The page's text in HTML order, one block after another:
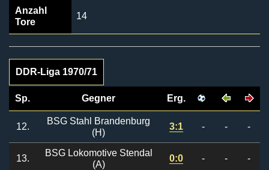
Anzahl
Tore
14
DDR-Liga 1970/71
Sp. Gegner Erg.
12.
BSG Stahl Brandenburg
(H)
3:1 - - -
13.
BSG Lokomotive Stendal
(A)
0:0 - - -